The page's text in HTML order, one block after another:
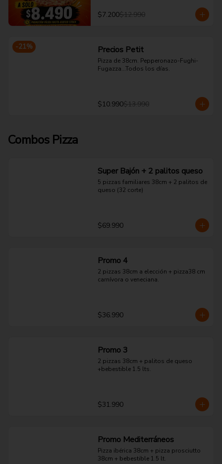
$7.200$12.990
-21% Precios Petit
Pizza de 38cm. Pepperonazo-Fughi-
Fugazza...Todos los días.
$10.990$13.990
Combos Pizza
Super Bajón + 2 palitos queso
5 pizzas familiares 38cm + 2 palitos de
queso (32 corte)
$69.990
Promo 4
2 pizzas 38cm a elección + pizza38 cm
carnívora o veneciana.
$36.990
Promo 3
2 pizzas 38cm + palitos de queso
+bebestible 1.5 lts.
$31.990
Promo Mediterráneos
Pizza ibérica 38cm + pizza prosciutto
38cm + bebestible 1.5 lt.